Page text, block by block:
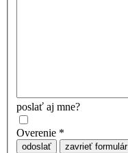
poslať aj mne?
Overenie *
odoslať zavrieť formulár